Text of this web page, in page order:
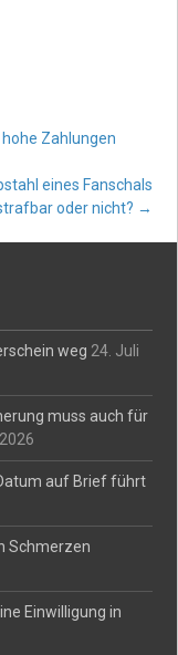
Zahlungen
eines Fanschals
oder nicht? →
weg 24. Juli
muss auch für
auf Brief führt
Schmerzen
Einwilligung in